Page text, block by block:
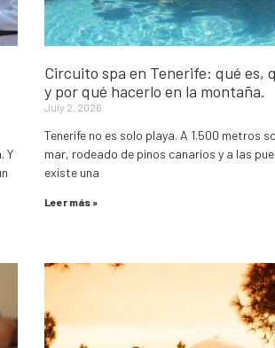
Y
Circuito spa en Tenerife: qué es,
y por qué hacerlo en la montaña.
July 2, 2026
Tenerife no es solo playa. A 1.500 metros
mar, rodeado de pinos canarios y a las
existe una
Leer más »